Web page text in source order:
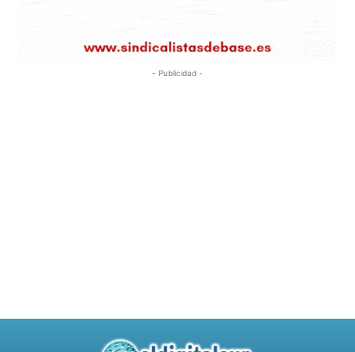
- Publicidad -